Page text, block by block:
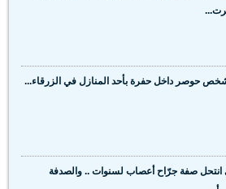
حوصر داخل حفرة بأحد المنازل في الزرقاء...
صفة جرّاح أعصاب لسنوات .. والصدفة